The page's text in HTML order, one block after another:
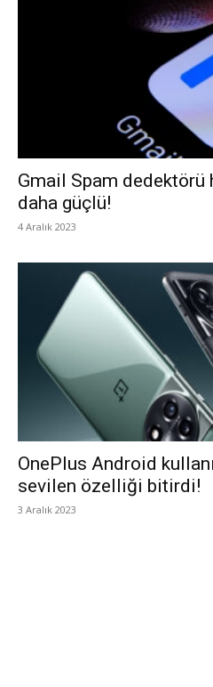
Gmail Spam dedektörü
daha güçlü!
4 Aralık 2023
OnePlus Android
sevilen özelliği bitirdi!
3 Aralık 2023